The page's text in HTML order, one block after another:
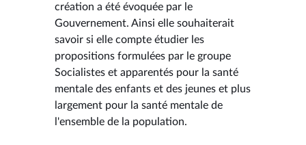
création a été évoquée par le
Gouvernement. Ainsi elle souhaiterait
savoir si elle compte étudier les
propositions formulées par le groupe
Socialistes et apparentés pour la santé
mentale des enfants et des jeunes et plus
largement pour la santé mentale de
l'ensemble de la population.